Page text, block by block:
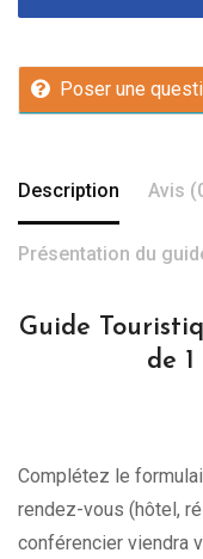
Poser une
Description Avis
Présentation du
Guide
de
Complétez le
rendez-vous (hôtel,
conférencier viendra